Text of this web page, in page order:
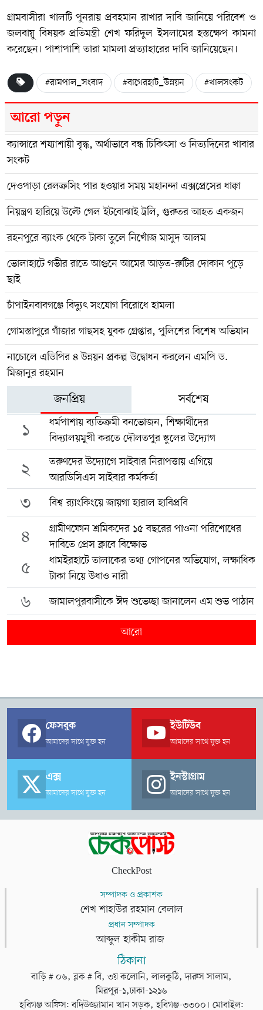
গ্রামবাসীরা খালটি পুনরায় প্রবহমান রাখার দাবি জানিয়ে পরিবেশ ও
জলবায়ু বিষয়ক প্রতিমন্ত্রী শেখ ফরিদুল ইসলামের হস্তক্ষেপ কামনা
করেছেন। পাশাপাশি তারা মামলা প্রত্যাহারের দাবি জানিয়েছেন।
#রামপাল_সংবাদ #বাগেরহাট_উন্নয়ন #খালসংকট
আরো পড়ুন
ক্যান্সারে শয্যাশায়ী বৃদ্ধ, অর্থাভাবে বন্ধ চিকিৎসা ও নিত্যদিনের খাবার
সংকট
দেওপাড়া রেলক্রসিং পার হওয়ার সময় মহানন্দা এক্সপ্রেসের ধাক্কা
নিয়ন্ত্রণ হারিয়ে উল্টে গেল ইটবোঝাই ট্রলি, গুরুতর আহত একজন
রহনপুরে ব্যাংক থেকে টাকা তুলে নিখোঁজ মাসুদ আলম
ভোলাহাটে গভীর রাতে আগুনে আমের আড়ত-রুটির দোকান পুড়ে
ছাই
চাঁপাইনবাবগঞ্জে বিদ্যুৎ সংযোগ বিরোধে হামলা
গোমস্তাপুরে গাঁজার গাছসহ যুবক গ্রেপ্তার, পুলিশের বিশেষ অভিযান
নাচোলে এডিপির ৪ উন্নয়ন প্রকল্প উদ্বোধন করলেন এমপি ড.
মিজানুর রহমান
জনপ্রিয় সর্বশেষ
১
ধর্মপাশায় ব্যতিক্রমী বনভোজন, শিক্ষার্থীদের
বিদ্যালয়মুখী করতে দৌলতপুর স্কুলের উদ্যোগ
২
তরুণদের উদ্যোগে সাইবার নিরাপত্তায় এগিয়ে
আরডিসিএস সাইবার কর্মকর্তা
৩ বিশ্ব র‍্যাংকিংয়ে জায়গা হারাল হাবিপ্রবি
৪
গ্রামীণফোন শ্রমিকদের ১৫ বছরের পাওনা পরিশোধের
দাবিতে প্রেস ক্লাবে বিক্ষোভ
৫
ধামইরহাটে তালাকের তথ্য গোপনের অভিযোগ, লক্ষাধিক
টাকা নিয়ে উধাও নারী
৬ জামালপুরবাসীকে ঈদ শুভেচ্ছা জানালেন এম শুভ পাঠান
আরো
ফেসবুক
আমাদের সাথে যুক্ত হন
ইউটিউব
আমাদের সাথে যুক্ত হন
এক্স
আমাদের সাথে যুক্ত হন
ইনস্টাগ্রাম
আমাদের সাথে যুক্ত হন
CheckPost
সম্পাদক ও প্রকাশক
শেখ শাহাউর রহমান বেলাল
প্রধান সম্পাদক
আব্দুল হাকীম রাজ
ঠিকানা
বাড়ি # ০৬, ব্লক # বি, ৩য় কলোনি, লালকুঠি, দারুস সালাম,
মিরপুর-১,ঢাকা-১২১৬
হবিগঞ্জ অফিস: বদিউজ্জামান খান সড়ক, হবিগঞ্জ-৩৩০০। মোবাইল: